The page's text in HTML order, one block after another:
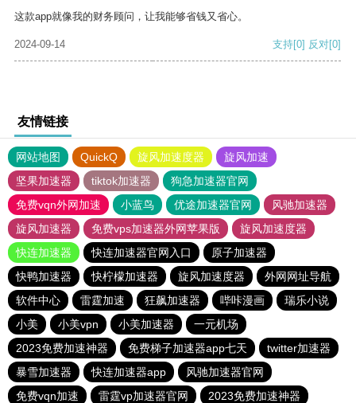
这款app就像我的财务顾问，让我能够省钱又省心。
2024-09-14 支持[0] 反对[0]
友情链接
网站地图 QuickQ 旋风加速度器
旋风加速
坚果加速器
tiktok加速器
狗急加速器官网
免费vqn外网加速
小蓝鸟 优途加速器官网
风驰加速器
旋风加速器
免费vps加速器外网苹果版
旋风加速度器
快连加速器
快连加速器官网入口
原子加速器
快鸭加速器
快柠檬加速器 旋风加速度器
外网网址导航
软件中心
雷霆加速 狂飙加速器 哔咔漫画
瑞乐小说
小美
小美vpn 小美加速器
一元机场
2023免费加速神器
免费梯子加速器app七天
twitter加速器
暴雪加速器
快连加速器app
风驰加速器官网
免费vqn加速
雷霆vp加速器官网
2023免费加速神器